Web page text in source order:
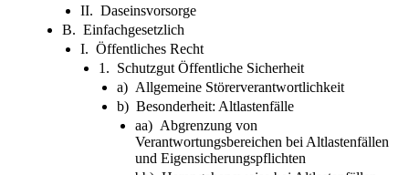
II. Daseinsvorsorge
B. Einfachgesetzlich
I. Öffentliches Recht
1. Schutzgut Öffentliche Sicherheit
a) Allgemeine Störerverantwortlichkeit
b) Besonderheit: Altlastenfälle
aa) Abgrenzung von
Verantwortungsbereichen bei Altlastenfällen
und Eigensicherungspflichten